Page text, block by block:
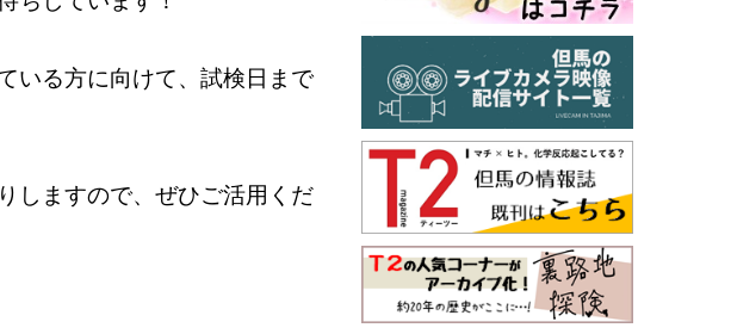
いる方に向けて、試検日まで
しますので、ぜひご活用くだ